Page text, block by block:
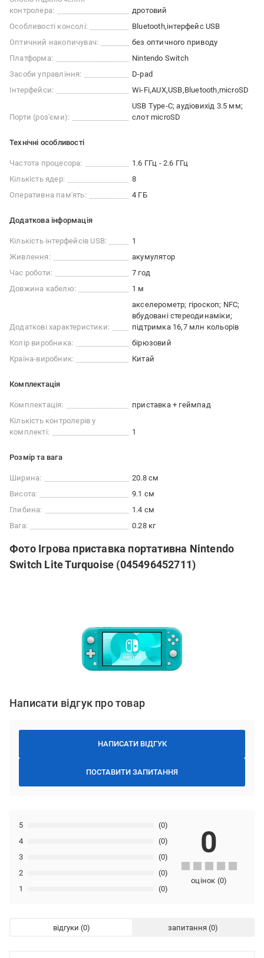
контролера:
дротовий
Особливості консолі:
Bluetooth інтерфейс USB
Оптичний накопичувач:
без оптичного приводу
Платформа:
Nintendo Switch
Засоби управління:
D-pad
Інтерфейси:
Wi-Fi AUX USB Bluetooth microSD
Порти (роз'єми):
USB Type-C; аудіовихід 3.5 мм;
слот microSD
Технічні особливості
Частота процесора:
1.6 ГГц - 2.6 ГГц
Кількість ядер:
8
Оперативна пам'ять:
4 ГБ
Додаткова інформація
Кількість інтерфейсів USB:
1
Живлення:
акумулятор
Час роботи:
7 год
Довжина кабелю:
1 м
Додаткові характеристики:
акселерометр; гіроскоп; NFC;
вбудовані стереодинаміки;
підтримка 16,7 млн кольорів
Колір виробника:
бірюзовий
Країна-виробник:
Китай
Комплектація
Комплектація:
приставка + геймпад
Кількість контролерів у
комплекті:
1
Розмір та вага
Ширина:
20.8 см
Висота:
9.1 см
Глибина:
1.4 см
Вага:
0.28 кг
Фото Ігрова приставка портативна Nintendo
Switch Lite Turquoise (045496452711)
Написати відгук про товар
НАПИСАТИ ВІДГУК
ПОСТАВИТИ ЗАПИТАННЯ
1 (0)
2 (0)
3 (0)
4 (0)
5 (0)
0
оцінок (0)
відгуки запитання